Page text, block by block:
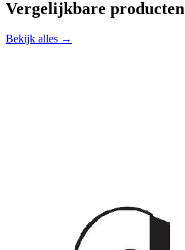
Vergelijkbare producten
Bekijk alles →